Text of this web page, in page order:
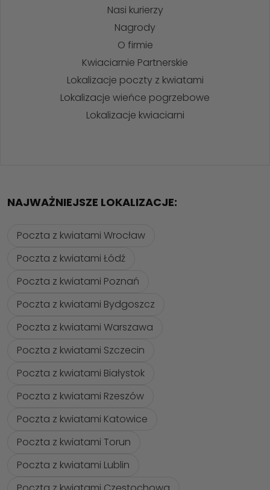
Nasi kurierzy
Nagrody
O firmie
Kwiaciarnie Partnerskie
Lokalizacje poczty z kwiatami
Lokalizacje wieńce pogrzebowe
Lokalizacje kwiaciarni
NAJWAŻNIEJSZE LOKALIZACJE:
Poczta z kwiatami Wrocław
Poczta z kwiatami Łódź
Poczta z kwiatami Poznań
Poczta z kwiatami Bydgoszcz
Poczta z kwiatami Warszawa
Poczta z kwiatami Szczecin
Poczta z kwiatami Białystok
Poczta z kwiatami Rzeszów
Poczta z kwiatami Katowice
Poczta z kwiatami Torun
Poczta z kwiatami Lublin